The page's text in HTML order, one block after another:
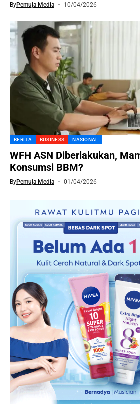
ByPemuja Media 10/04/2026
BERITA BUSINESS NASIONAL
WFH ASN Diberlakukan,
Konsumsi BBM?
ByPemuja Media 01/04/2026